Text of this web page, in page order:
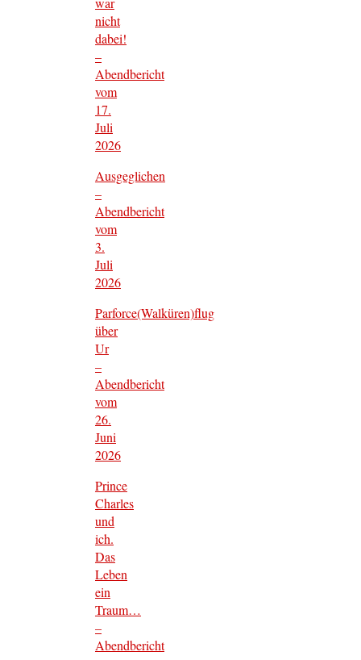
nicht
dabei!
–
Abendbericht
vom
17.
Juli
2026
Ausgeglichen
–
Abendbericht
vom
3.
Juli
2026
Parforce(Walküren)flug
über
Ur
–
Abendbericht
vom
26.
Juni
2026
Prince
Charles
und
ich.
Das
Leben
ein
Traum…
–
Abendbericht